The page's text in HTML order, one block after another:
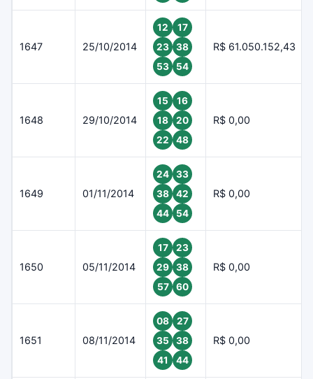
1647 25/10/2014
12
17
23
38
53
54
R$ 61.050.152,43
1648 29/10/2014
15
16
18
20
22
48
R$ 0,00
1649 01/11/2014
24
33
38
42
44
54
R$ 0,00
1650 05/11/2014
17
23
29
38
57
60
R$ 0,00
1651 08/11/2014
08
27
35
38
41
44
R$ 0,00